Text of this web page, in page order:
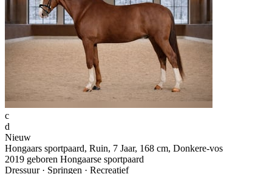
c
d
Nieuw
Hongaars sportpaard, Ruin, 7 Jaar, 168 cm, Donkere-vos
2019 geboren Hongaarse sportpaard
Dressuur · Springen · Recreatief